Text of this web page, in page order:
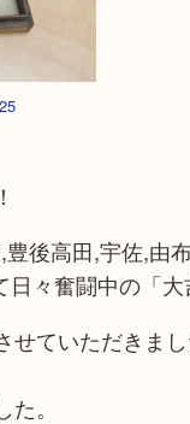
後高田,宇佐,由
々奮闘中の「大
ていただきまし
。